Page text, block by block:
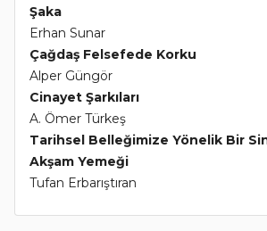
Şaka
Erhan Sunar
Çağdaş Felsefede Korku
Alper Güngör
Cinayet Şarkıları
A. Ömer Türkeş
Tarihsel Belleğimize Yönelik Bir
Akşam Yemeği
Tufan Erbarıştıran